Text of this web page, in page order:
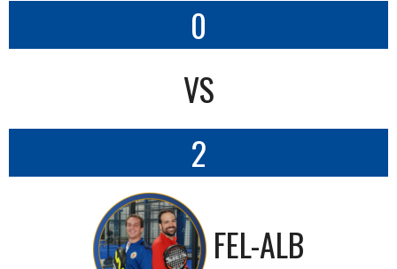
0
VS
2
FEL-ALB